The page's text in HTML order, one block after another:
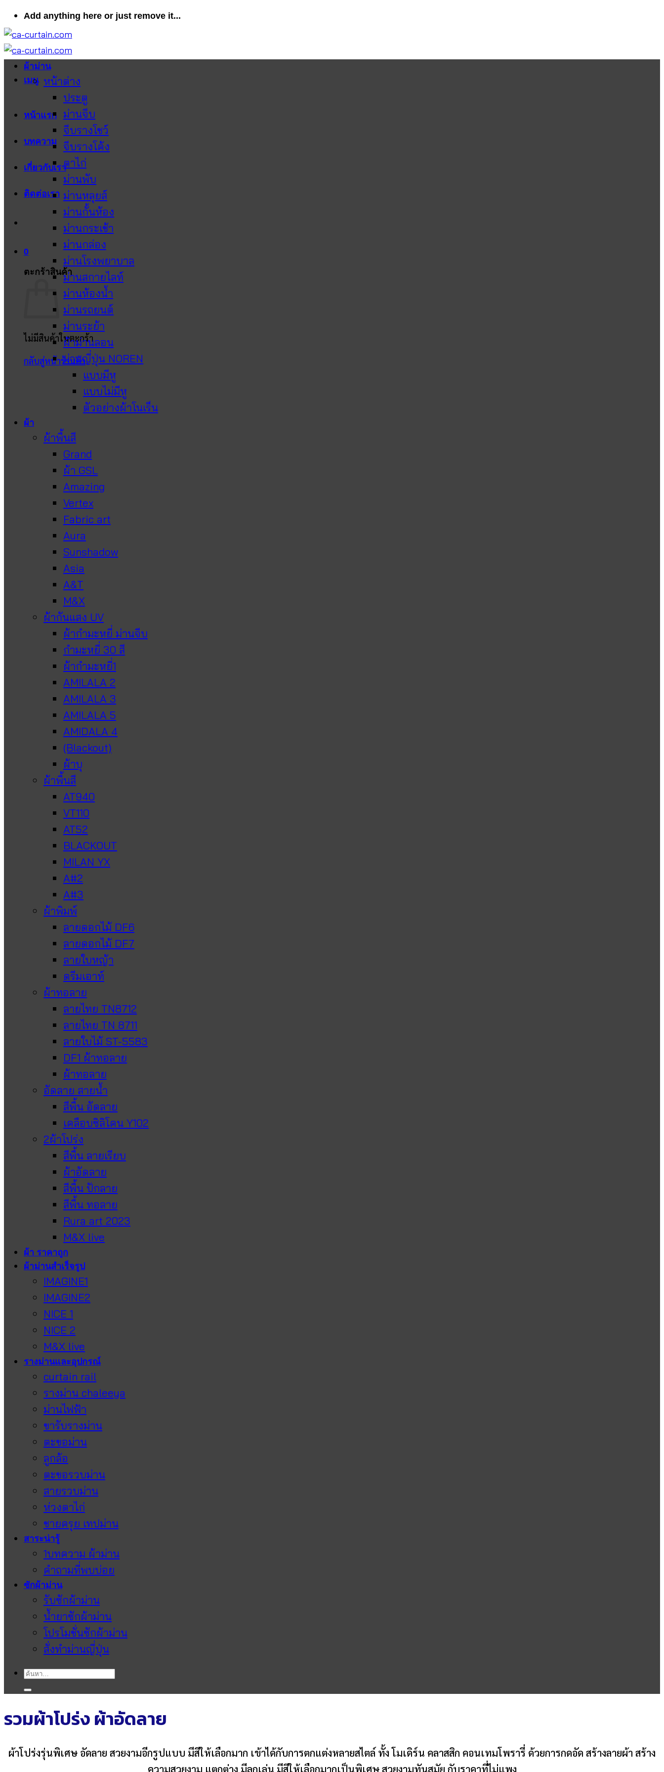
ข้าม
ไป
ยัง
เนื้อหา
Add anything here or just remove it...
เมนู
หน้าแรก
บทความ
เกี่ยวกับเรา
ติดต่อเรา
0
ตะกร้าสินค้า
ไม่มีสินค้าในตะกร้า
กลับสู่หน้าร้านค้า
ผ้าม่าน
หน้าต่าง
ประตู
ม่านจีบ
จีบรางโชว์
จีบรางโค้ง
ตาไก่
ม่านพับ
ม่านหลุยส์
ม่านกั้นห้อง
ม่านกระเช้า
ม่านกล่อง
ม่านโรงพยาบาล
ม่านสกายไลท์
ม่านห้องน้ำ
ม่านรถยนต์
ม่านระย้า
ผ้าม่านลอน
ม่านญี่ปุ่น NOREN
แบบมีหู
แบบไม่มีหู
ตัวอย่างผ้าโนเร็น
ผ้า
ผ้าพื้นสี
Grand
ผ้า GSL
Amazing
Vertex
Fabric art
Aura
Sunshadow
Asia
A&T
M&X
ผ้ากันแสง UV
ผ้ากำมะหยี่ ม่านจีบ
กำมะหยี่ 30 สี
ผ้ากำมะหยี่1
AMILALA 2
AMILALA 3
AMILALA 5
AMIDALA 4
(Blackout)
ผ้าบุ
ผ้าพื้นสี
AT940
VT110
AT52
BLACKOUT
MILAN YX
A#2
A#3
ผ้าพิมพ์
ลายดอกไม้ DF6
ลายดอกไม้ DF7
ลายใบหญ้า
ดรีมเอาท์
ผ้าทอลาย
ลายไทย TN8712
ลายไทย TN 8711
ลายใบไม้ ST-5583
DF1 ผ้าทอลาย
ผ้าทอลาย
อัดลาย สายน้ำ
สีพื้น อัดลาย
เคลือบซิลิโคน Y102
2ผ้าโปร่ง
สีพื้น ลายเรียบ
ผ้าอัดลาย
สีพื้น ปักลาย
สีพื้น ทอลาย
Rura art 2023
M&X live
ผ้า ราคาถูก
ผ้าม่านสำเร็จรูป
IMAGINE1
IMAGINE2
NICE 1
NICE 2
M&X live
รางม่านและอุปกรณ์
curtain rail
รางม่าน chaleeya
ม่านไฟฟ้า
ขารับรางม่าน
ตะขอม่าน
ลูกล้อ
ตะขอรวบม่าน
สายรวบม่าน
ห่วงตาไก่
ชายครุย เทปม่าน
สาระน่ารู้
1บทความ ผ้าม่าน
คำถามที่พบบ่อย
ซักผ้าม่าน
รับซักผ้าม่าน
น้ำยาซักผ้าม่าน
โปรโมชั่นซักผ้าม่าน
สั่งทำม่านญี่ปุ่น
ค้นหา:
รวมผ้าโปร่ง ผ้าอัดลาย
ผ้าโปร่งรุ่นพิเศษ อัดลาย สวยงามอีกรูปแบบ มีสีให้เลือกมาก เข้าได้กับการตกแต่งหลายสไตล์ ทั้ง โมเดิร์น คลาสสิก คอนเทมโพรารี่ ด้วยการกดอัด สร้างลายผ้า สร้าง
ความสวยงาม แตกต่าง มีลูกเล่น มีสีให้เลือกมากเป็นพิเศษ สวยงามทันสมัย กับราคาที่ไม่แพง